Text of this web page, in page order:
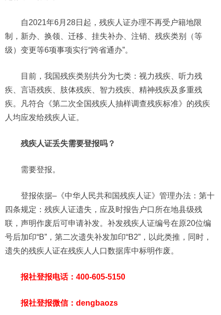
自2021年6月28日起，残疾人证办理不再受户籍地限
制，新办、换领、迁移、挂失补办、注销、残疾类别（等
级）变更等6项事项实行“跨省通办”。
目前，我国残疾类别共分为七类：视力残疾、听力残
疾、言语残疾、肢体残疾、智力残疾、精神残疾及多重残
疾。凡符合《第二次全国残疾人抽样调查残疾标准》的残疾
人均应发给残疾人证。
残疾人证丢失需要登报吗？
需要登报。
登报依据–《中华人民共和国残疾人证》管理办法：第十
四条规定：残疾人证遗失，应及时报告户口所在地县级残
联，声明作废后可申请补发。补发残疾人证编号在原20位编
号后加印“B”，第二次遗失补发加印“B2”，以此类推，同时，
遗失的残疾人证在残疾人人口数据库中标明作废。
报社登报电话：400-605-5150
报社登报微信：dengbaozs